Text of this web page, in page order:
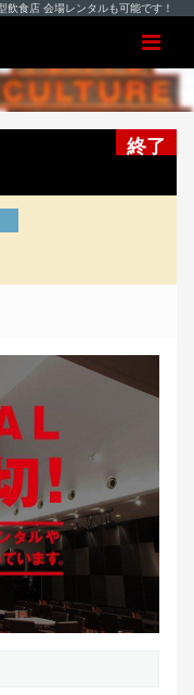
飲食店 会場レンタルも可能です！
終了